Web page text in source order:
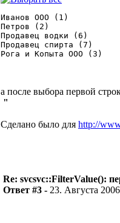
Иванов ООО (1)
Петров (2)
Продавец водки (6)
Продавец спирта (7)
Рога и Копыта ООО (3)
а после выбора первой
"
Сделано было для http://
Re: svcsvc::FilterValue():
Ответ #3 - 23. Августа